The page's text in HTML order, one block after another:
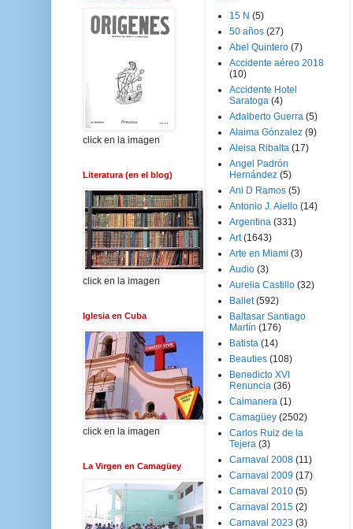
click en la imagen
Literatura (en el blog)
click en la imagen
Iglesia en Cuba
click en la imagen
La Virgen en Camagüey
15 N (5)
50 años (27)
Abel Quintero (7)
Accidente aéreo 2018
(10)
Accidente Hotel
Saratoga (4)
Adalberto Guerra (5)
Alaima Gónzalez (9)
Aleisa Ribalta (17)
Angel Padrón
Hernández (5)
Ani D Ramos (5)
Antonio J. Aiello (14)
Argentina (331)
Art (1643)
Arte en Miami (3)
Audio (3)
Aurelia Castillo (32)
Ballet (592)
Baltasar Santiago
Martín (176)
Batista (14)
Beauties (108)
Benedicto XVI
Renuncia (36)
Caimanera (1)
Camagüey (2502)
Carlos Ruiz de la
Tejera (3)
Carnaval 2008 (11)
Carnaval 2009 (17)
Carnaval 2010 (5)
Carnaval 2015 (2)
Carnaval 2023 (3)